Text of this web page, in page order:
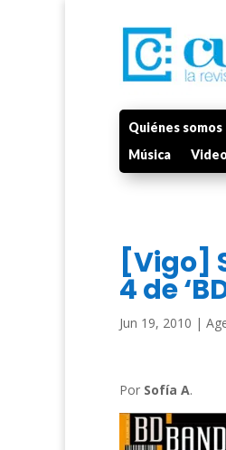
Quiénes somos
Música
[Vigo]
4 de
Jun 19, 2010 |
Por Sofía A.